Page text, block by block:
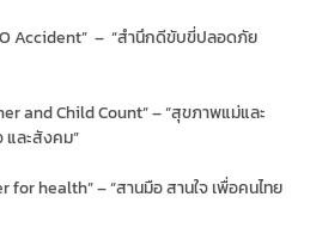
Accident” – “สำนึกดีขับขี่ปลอดภัย
and Child Count” – “สุขภาพแม่และ
และสังคม”
for health” – “สานมือ สานใจ เพื่อคนไทย